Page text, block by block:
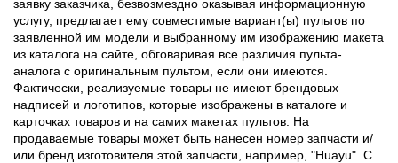
заявку заказчика, безвозмездно оказывая информационную
услугу, предлагает ему совместимые вариант(ы) пультов по
заявленной им модели и выбранному им изображению макета
из каталога на сайте, обговаривая все различия пульта-
аналога с оригинальным пультом, если они имеются.
Фактически, реализуемые товары не имеют брендовых
надписей и логотипов, которые изображены в каталоге и
карточках товаров и на самих макетах пультов. На
продаваемые товары может быть нанесен номер запчасти и/
или бренд изготовителя этой запчасти, например, "Huayu". С